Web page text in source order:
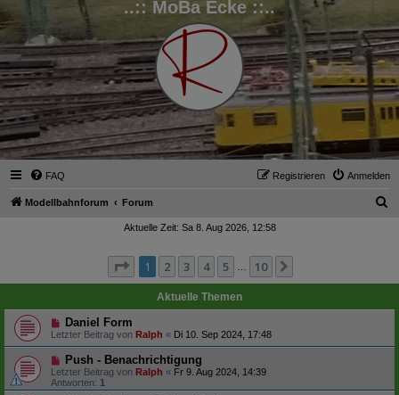
..:: MoBa Ecke ::..
FAQ Anmelden
Registrieren
Modellbahnforum Forum
e
Aktuelle Zeit: Sa 8. Aug 2026, 12:58
Seite 1von 10
1 2 3 4 5 10
Aktuelle Themen
Daniel Form
Letzter Beitrag von Ralph « Di 10. Sep 2024, 17:48
Push - Benachrichtigung
Letzter Beitrag von Ralph « Fr 9. Aug 2024, 14:39
Antworten: 1